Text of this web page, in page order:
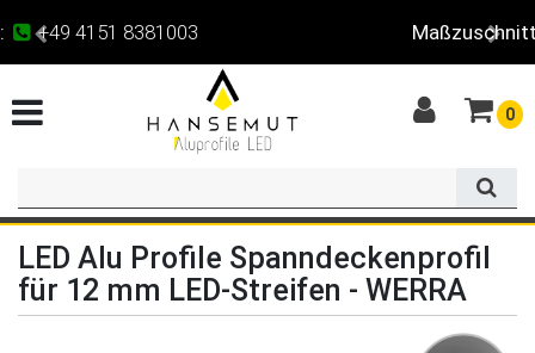
Maßzuschnitt
0
LED Alu Profile Spanndeckenprofil
für 12 mm LED-Streifen - WERRA